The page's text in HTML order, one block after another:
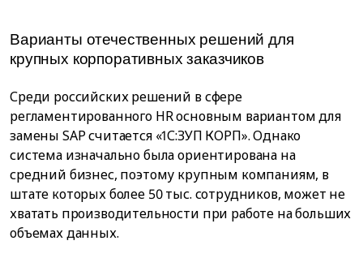
Варианты отечественных решений для
крупных корпоративных заказчиков
Среди российских решений в сфере
регламентированного HR основным вариантом для
замены SAP считается «1С:ЗУП КОРП». Однако
система изначально была ориентирована на
средний бизнес, поэтому крупным компаниям, в
штате которых более 50 тыс. сотрудников, может не
хватать производительности при работе на больших
объемах данных.